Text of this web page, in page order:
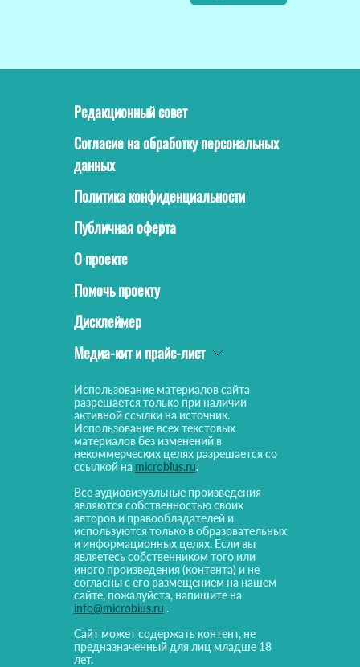
Редакционный совет
Согласие на обработку персональных
данных
Политика конфиденциальности
Публичная оферта
О проекте
Помочь проекту
Дисклеймер
Медиа-кит и прайс-лист
Использование материалов сайта
разрешается только при наличии
активной ссылки на источник.
Использование всех текстовых
материалов без изменений в
некоммерческих целях разрешается со
ссылкой на microbius.ru.
Все аудиовизуальные произведения
являются собственностью своих
авторов и правообладателей и
используются только в образовательных
и информационных целях. Если вы
являетесь собственником того или
иного произведения (контента) и не
согласны с его размещением на нашем
сайте, пожалуйста, напишите на
info@microbius.ru .
Сайт может содержать контент, не
предназначенный для лиц младше 18
лет.